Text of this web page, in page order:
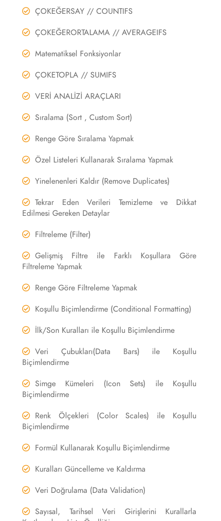
ÇOKEĞERSAY // COUNTIFS
ÇOKEĞERORTALAMA // AVERAGEIFS
Matematiksel Fonksiyonlar
ÇOKETOPLA // SUMIFS
VERİ ANALİZİ ARAÇLARI
Sıralama (Sort , Custom Sort)
Renge Göre Sıralama Yapmak
Özel Listeleri Kullanarak Sıralama Yapmak
Yinelenenleri Kaldır (Remove Duplicates)
Tekrar Eden Verileri Temizleme ve Dikkat
Edilmesi Gereken Detaylar
Filtreleme (Filter)
Gelişmiş Filtre ile Farklı Koşullara Göre
Filtreleme Yapmak
Renge Göre Filtreleme Yapmak
Koşullu Biçimlendirme (Conditional Formatting)
İlk/Son Kuralları ile Koşullu Biçimlendirme
Veri Çubukları(Data Bars) ile Koşullu
Biçimlendirme
Simge Kümeleri (Icon Sets) ile Koşullu
Biçimlendirme
Renk Ölçekleri (Color Scales) ile Koşullu
Biçimlendirme
Formül Kullanarak Koşullu Biçimlendirme
Kuralları Güncelleme ve Kaldırma
Veri Doğrulama (Data Validation)
Sayısal, Tarihsel Veri Girişlerini Kurallarla